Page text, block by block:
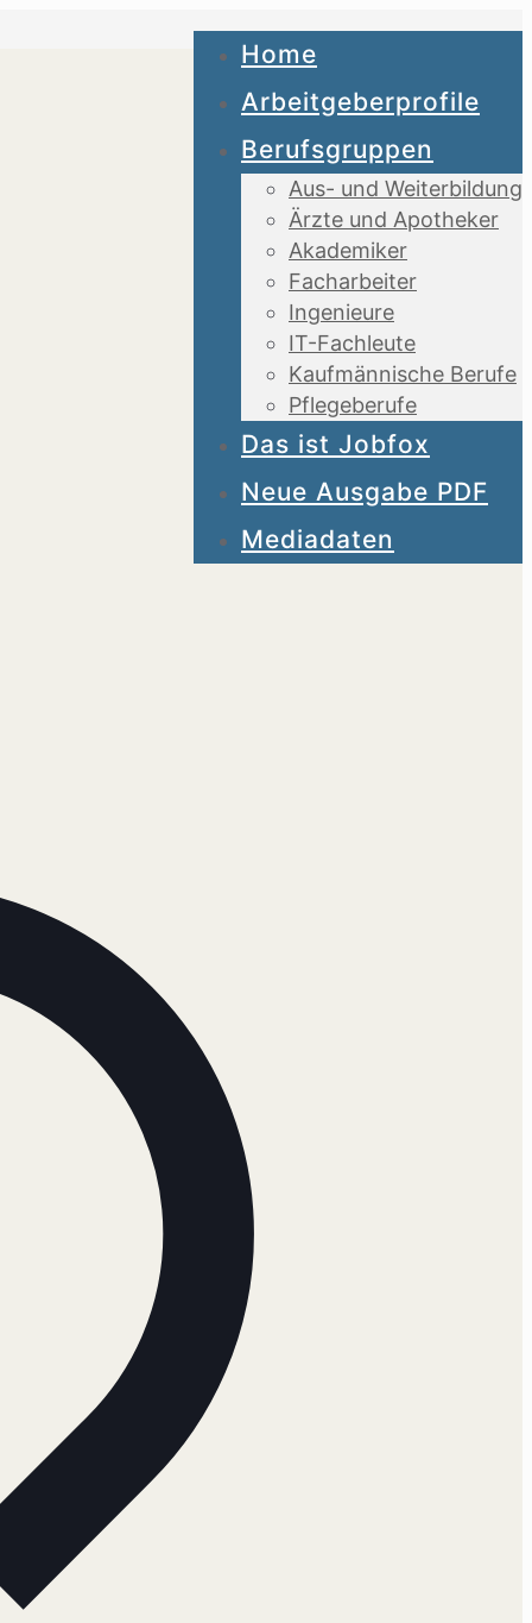
Home
Arbeitgeberprofile
Berufsgruppen
Aus- und Weiterbildung
Ärzte und Apotheker
Akademiker
Facharbeiter
Ingenieure
IT-Fachleute
Kaufmännische Berufe
Pflegeberufe
Das ist Jobfox
Neue Ausgabe PDF
Mediadaten